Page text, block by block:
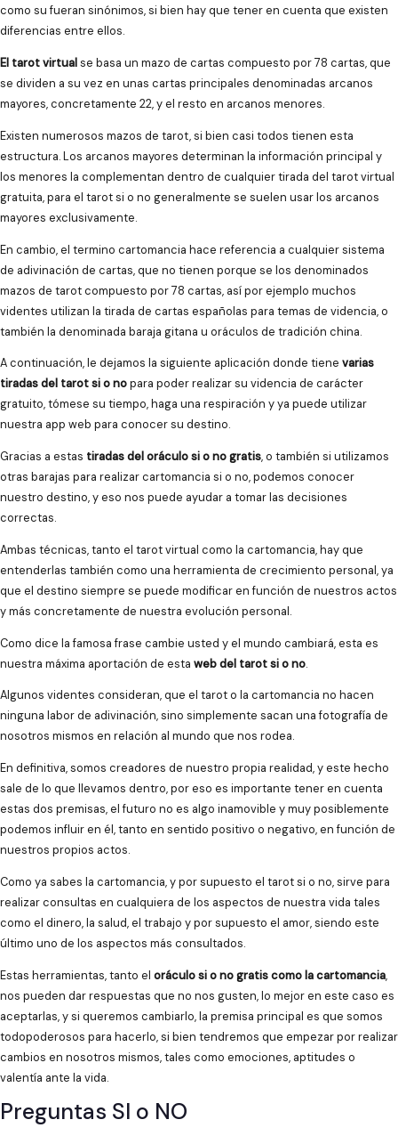
como su fueran sinónimos, si bien hay que tener en cuenta que existen
diferencias entre ellos.
El tarot virtualse basa un mazo de cartas compuesto por 78 cartas, que
se dividen a su vez en unas cartas principales denominadas arcanos
mayores, concretamente 22, y el resto en arcanos menores.
Existen numerosos mazos de tarot, si bien casi todos tienen esta
estructura. Los arcanos mayores determinan la información principal y
los menores la complementan dentro de cualquier tirada del tarot virtual
gratuita, para el tarot si o no generalmente se suelen usar los arcanos
mayores exclusivamente.
En cambio, el termino cartomancia hace referencia a cualquier sistema
de adivinación de cartas, que no tienen porque se los denominados
mazos de tarot compuesto por 78 cartas, así por ejemplo muchos
videntes utilizan la tirada de cartas españolas para temas de videncia, o
también la denominada baraja gitana u oráculos de tradición china.
A continuación, le dejamos la siguiente aplicación donde tiene varias
tiradas del tarot si o nopara poder realizar su videncia de carácter
gratuito, tómese su tiempo, haga una respiración y ya puede utilizar
nuestra app web para conocer su destino.
Gracias a estas tiradas del oráculo si o no gratis, o también si utilizamos
otras barajas para realizar cartomancia si o no, podemos conocer
nuestro destino, y eso nos puede ayudar a tomar las decisiones
correctas.
Ambas técnicas, tanto el tarot virtual como la cartomancia, hay que
entenderlas también como una herramienta de crecimiento personal, ya
que el destino siempre se puede modificar en función de nuestros actos
y más concretamente de nuestra evolución personal.
Como dice la famosa frase cambie usted y el mundo cambiará, esta es
nuestra máxima aportación de esta web del tarot si o no.
Algunos videntes consideran, que el tarot o la cartomancia no hacen
ninguna labor de adivinación, sino simplemente sacan una fotografía de
nosotros mismos en relación al mundo que nos rodea.
En definitiva, somos creadores de nuestro propia realidad, y este hecho
sale de lo que llevamos dentro, por eso es importante tener en cuenta
estas dos premisas, el futuro no es algo inamovible y muy posiblemente
podemos influir en él, tanto en sentido positivo o negativo, en función de
nuestros propios actos.
Como ya sabes la cartomancia, y por supuesto el tarot si o no, sirve para
realizar consultas en cualquiera de los aspectos de nuestra vida tales
como el dinero, la salud, el trabajo y por supuesto el amor, siendo este
último uno de los aspectos más consultados.
Estas herramientas, tanto el oráculo si o no gratis como la cartomancia,
nos pueden dar respuestas que no nos gusten, lo mejor en este caso es
aceptarlas, y si queremos cambiarlo, la premisa principal es que somos
todopoderosos para hacerlo, si bien tendremos que empezar por realizar
cambios en nosotros mismos, tales como emociones, aptitudes o
valentía ante la vida.
Preguntas SI o NO